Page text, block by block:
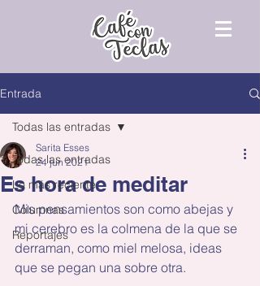
Entrada
Todas las entradas
Lo más reciente
Columnas
Reportajes
Todas las entradas
Es hora de meditar
Sarita Esses
24 jun 2021
Mis pensamientos son como abejas y
mi cerebro es la colmena de la que se
derraman, como miel melosa, ideas
que se pegan una sobre otra.